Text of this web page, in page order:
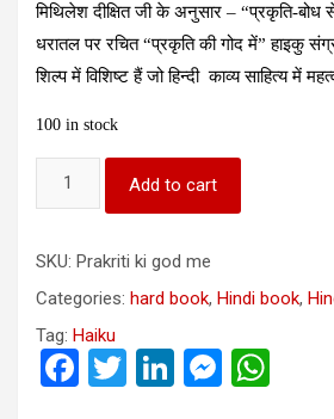
मिथिलेश दीक्षित जी के अनुसार – “प्रकृति-
धरातल पर रचित “प्रकृति की गोद में” हाइकु
शिल्प में विशिष्ट हैं जो हिन्दी काव्य साहित्य में
100 in stock
(प्रकृति
की
में)
quantity
Add to cart
SKU: Prakriti ki god me
Categories: hard book, Hindi book,
Tag: Haiku
F
T
Li
M